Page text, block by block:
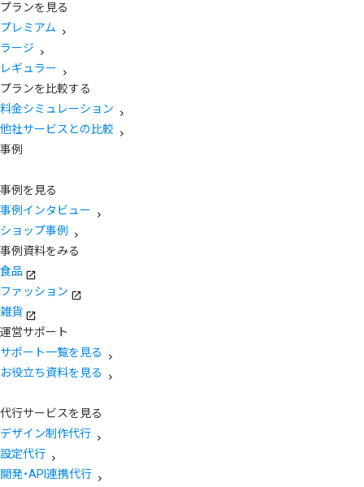
プランを見る
プレミアム
ラージ
レギュラー
プランを比較する
料金シミュレーション
他社サービスとの比較
事例
事例を見る
事例インタビュー
ショップ事例
事例資料をみる
食品
ファッション
雑貨
運営サポート
サポート一覧を見る
お役立ち資料を見る
代行サービスを見る
デザイン制作代行
設定代行
開発・API連携代行